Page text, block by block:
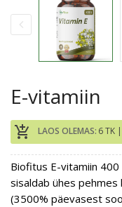
E-vitamiin
add_shopping_cart LAOS OLEMAS: 6 TK |
Biofitus E-vitamiin
sisaldab ühes pehmes
(3500% päevasest